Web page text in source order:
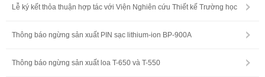
Lễ ký kết thỏa thuận hợp tác với Viện Nghiên cứu Thiết kế Trường học
Thông báo ngừng sản xuất PIN sạc lithium-ion BP-900A
Thông báo ngừng sản xuất loa T-650 và T-550